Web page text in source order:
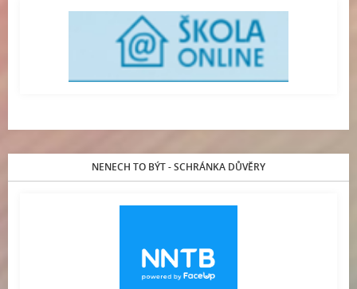
NENECH TO BÝT - SCHRÁNKA DŮVĚRY